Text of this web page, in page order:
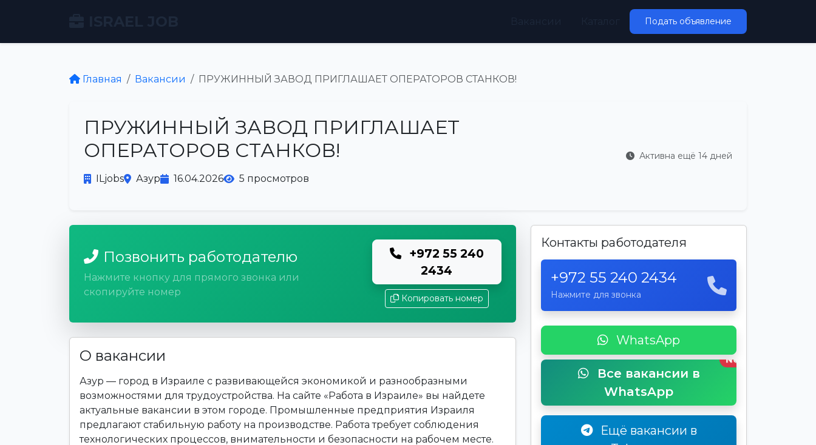
Подать объявление
Главная Вакансии ПРУЖИННЫЙ ЗАВОД ПРИГЛАШАЕТ ОПЕРАТОРОВ СТАНКОВ!
ПРУЖИННЫЙ ЗАВОД ПРИГЛАШАЕТ
ОПЕРАТОРОВ СТАНКОВ!
ILjobs Азур 16.04.2026 5 просмотров
Активна ещё 14 дней
Позвонить работодателю
Нажмите кнопку для прямого звонка или
скопируйте номер
+972 55 240
2434
Копировать номер
О вакансии
Азур — город в Израиле с развивающейся экономикой и разнообразными
возможностями для трудоустройства. На сайте «Работа в Израиле» вы найдете
актуальные вакансии в этом городе. Промышленные предприятия Израиля
предлагают стабильную работу на производстве. Работа требует соблюдения
технологических процессов, внимательности и безопасности на рабочем месте.
Контакты работодателя
+972 55 240 2434
Нажмите для звонка
WhatsApp
Все вакансии в
WhatsApp
New
Ещё вакансии в